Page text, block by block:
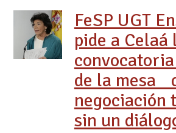
FeSP UGT
pide a Celaá
de la mesa
negociación
sin un